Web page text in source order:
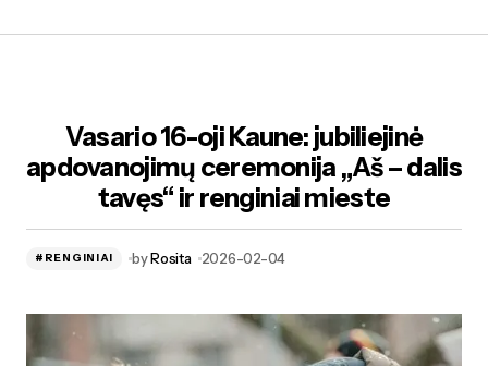
Vasario 16-oji Kaune: jubiliejinė
apdovanojimų ceremonija „Aš – dalis
tavęs“ ir renginiai mieste
#RENGINIAI byRosita 2026-02-04